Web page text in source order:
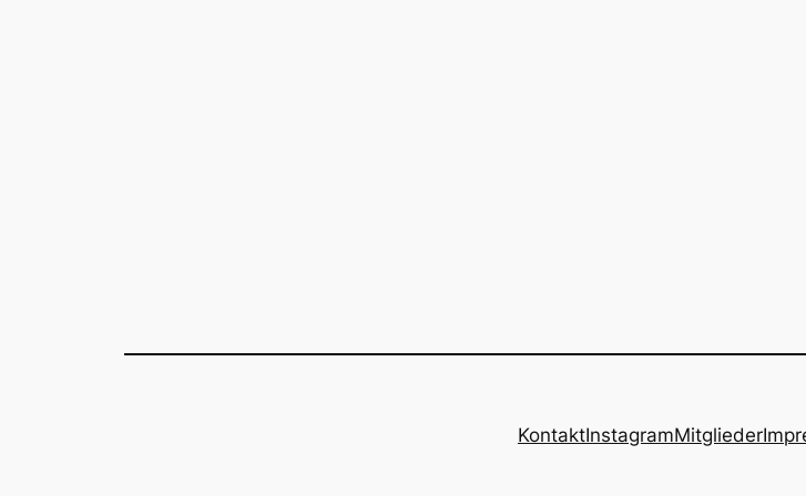
KontaktInstagramMitglieder